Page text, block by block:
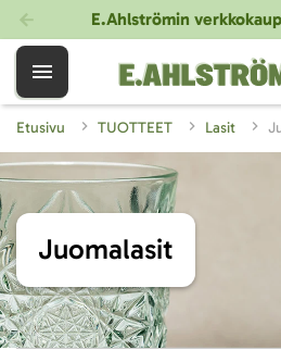
E.Ahlströmin
Etusivu TUOTTEET Lasit
Juomalasit